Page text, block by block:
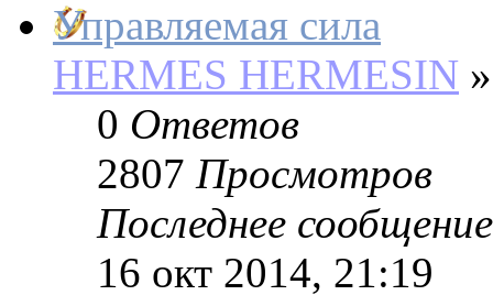
Управляемая сила
HERMES HERMESIN »
0 Ответов
2807 Просмотров
Последнее сообщение
16 окт 2014, 21:19